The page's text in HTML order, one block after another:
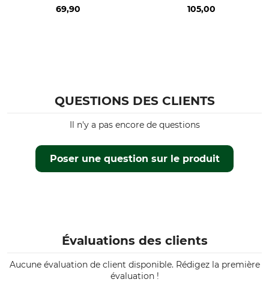
69,90
105,00
QUESTIONS DES CLIENTS
Poser une question sur le produit
Il n'y a pas encore de questions
Évaluations des clients
Aucune évaluation de client disponible. Rédigez la première
évaluation !